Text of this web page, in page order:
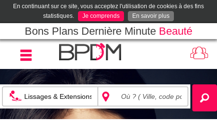
En continuant sur ce site, vous acceptez l'utilisation de cookies à des fins
statistiques.
Je comprends En savoir plus
Bons Plans Dernière Minute Beauté